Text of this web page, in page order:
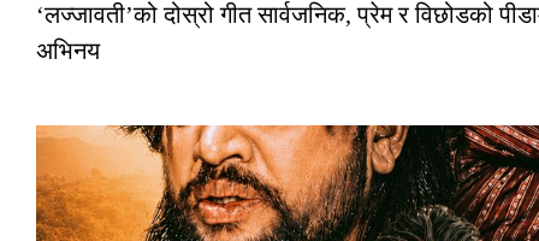
‘लज्जावती’को दोस्रो गीत सार्वजनिक, प्रेम र विछोडको
अभिनय